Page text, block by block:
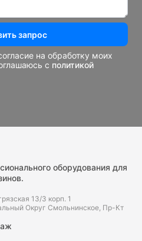
запрос
на обработку моих
с политикой
оборудования для
13/3 корп. 1
Округ Смольнинское, Пр-Кт